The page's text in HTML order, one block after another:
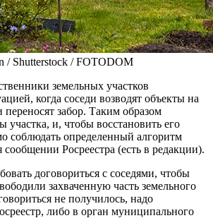
/ Shutterstock / FOTODOM
земельных участков
когда соседи возводят объекты на
переносят забор. Таким образом
участка, и, чтобы восстановить его
соблюдать определенный алгоритм
сообщении Росреестра (есть в редакции).
договориться с соседями, чтобы
захваченную часть земельного
не получилось, надо
либо в орган муниципального